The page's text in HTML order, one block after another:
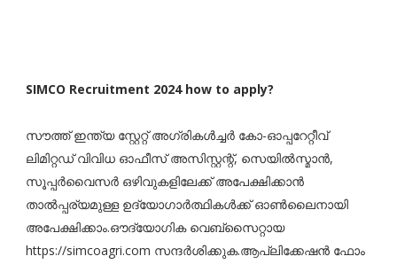
SIMCO Recruitment 2024 how to apply?
സൗത്ത് ഇന്ത്യ സ്റ്റേറ്റ് അഗ്രികൾച്ചർ കോ-ഓപ്പറേറ്റീവ്
ലിമിറ്റഡ് വിവിധ ഓഫീസ് അസിസ്റ്റന്റ്, സെയിൽസ്മാൻ,
സൂപ്പർവൈസർ ഒഴിവുകളിലേക്ക് അപേക്ഷിക്കാൻ
താൽപ്പര്യമുള്ള ഉദ്യോഗാർത്ഥികൾക്ക് ഓൺലൈനായി
അപേക്ഷിക്കാം.ഔദ്യോഗിക വെബ്സൈറ്റായ
https://simcoagri.com സന്ദർശിക്കുക.ആപ്ലിക്കേഷൻ ഫോം